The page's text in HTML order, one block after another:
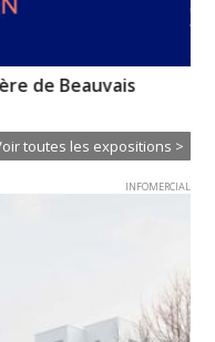
de Beauvais
toutes les expositions >
INFOMERCIAL